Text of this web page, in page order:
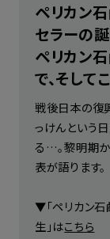
ペリカン
セラーの
ペリカン
で、そし
戦後日本の復
っけんという
る…。黎明期
表が語ります。
▼「ペリカン
生」はこちら